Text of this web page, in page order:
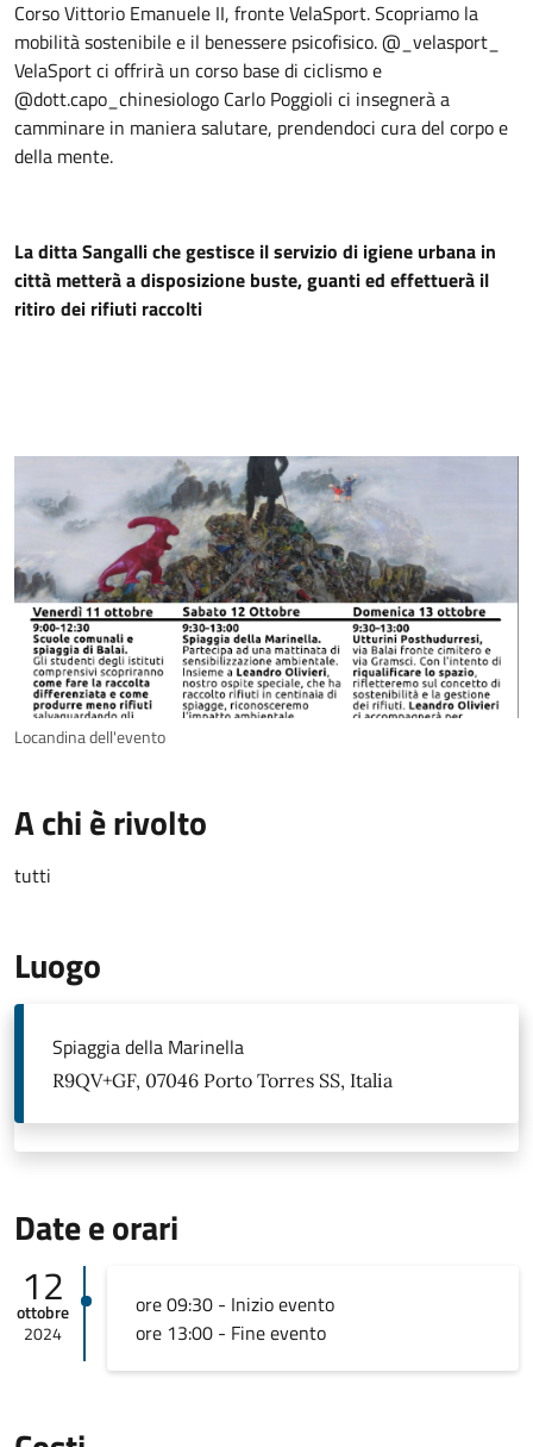
Corso Vittorio Emanuele II, fronte VelaSport. Scopriamo la
mobilità sostenibile e il benessere psicofisico. @_velasport_
VelaSport ci offrirà un corso base di ciclismo e
@dott.capo_chinesiologo Carlo Poggioli ci insegnerà a
camminare in maniera salutare, prendendoci cura del corpo e
della mente.
La ditta Sangalli che gestisce il servizio di igiene urbana in
città metterà a disposizione buste, guanti ed effettuerà il
ritiro dei rifiuti raccolti
Locandina dell'evento
A chi è rivolto
tutti
Luogo
Spiaggia della Marinella
R9QV+GF, 07046 Porto Torres SS, Italia
Date e orari
12
ottobre
2024
ore 09:30 - Inizio evento
ore 13:00 - Fine evento